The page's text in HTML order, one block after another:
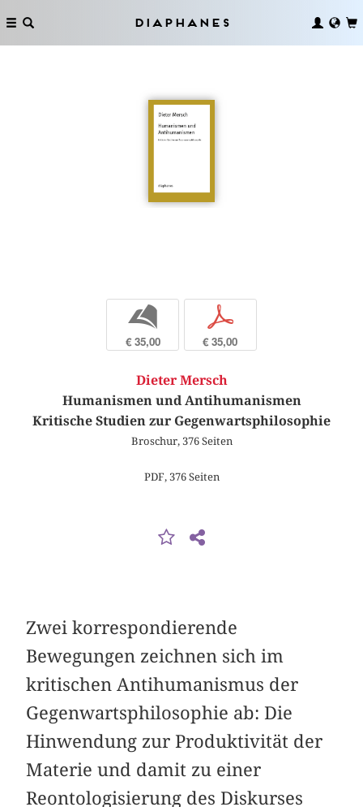
Diaphanes
b
€ 35,00
p
€ 35,00
Dieter Mersch
Humanismen und Antihumanismen
Kritische Studien zur Gegenwartsphilosophie
Broschur, 376 Seiten
PDF, 376 Seiten
Zwei korrespondierende
Bewegungen zeichnen sich im
kritischen Antihumanismus der
Gegenwartsphilosophie ab: Die
Hinwendung zur Produktivität der
Materie und damit zu einer
Reontologisierung des Diskurses